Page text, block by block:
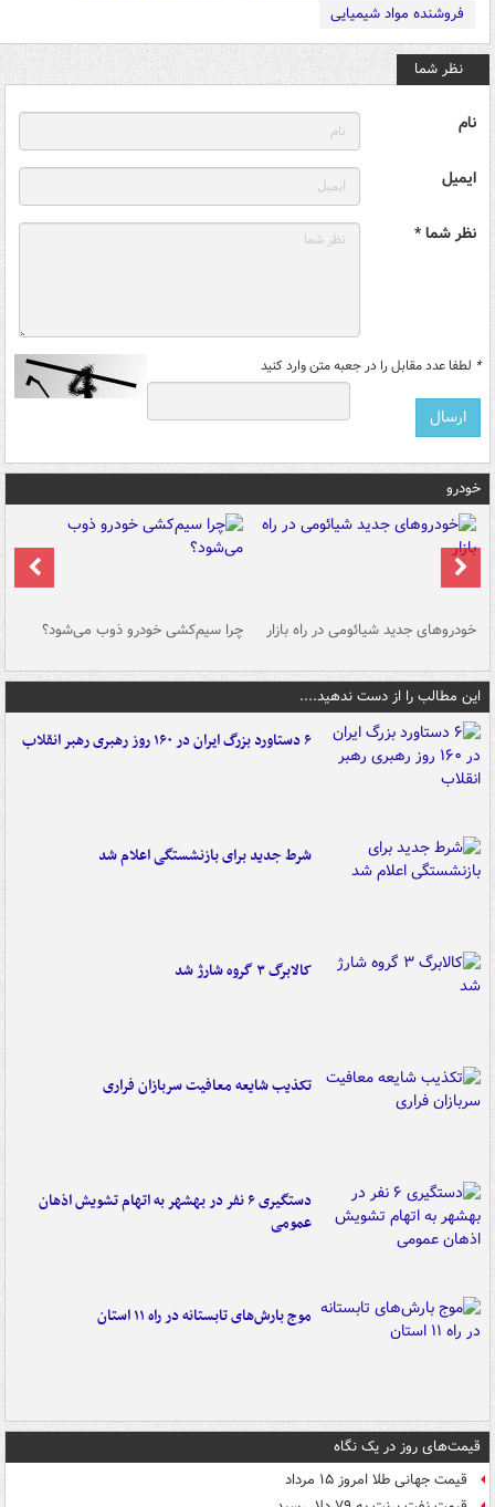
فروشنده مواد شیمیایی
نظر شما
نام
ایمیل
نظر شما *
* لطفا عدد مقابل را در جعبه متن وارد کنید
خودرو
خودروهای جدید شیائومی در راه بازار چرا سیم‌کشی خودرو ذوب می‌شود؟
این مطالب را از دست ندهید....
۶ دستاورد بزرگ ایران در ۱۶۰ روز رهبری رهبر انقلاب
شرط جدید برای بازنشستگی اعلام شد
کالابرگ ۳ گروه شارژ شد
تکذیب شایعه معافیت سربازان فراری
دستگیری ۶ نفر در بهشهر به اتهام تشویش اذهان
عمومی
موج بارش‌های تابستانه در راه ۱۱ استان
قیمت‌های روز در یک نگاه
قیمت جهانی طلا امروز ۱۵ مرداد